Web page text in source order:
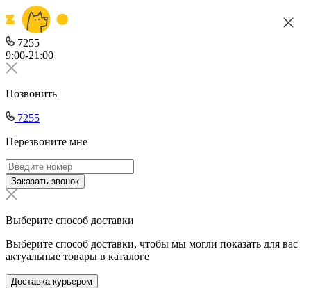
7255
9:00-21:00
Позвонить
7255
Перезвоните мне
Заказать звонок
Выберите способ доставки
Выберите способ доставки, чтобы мы могли показать для вас
актуальные товары в каталоге
Доставка курьером